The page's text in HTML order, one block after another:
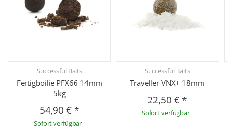
Successful Baits
Fertigboilie PFX66 14mm
5kg
54,90 € *
Sofort verfügbar
Successful Baits
Traveller VNX+ 18mm
22,50 € *
Sofort verfügbar